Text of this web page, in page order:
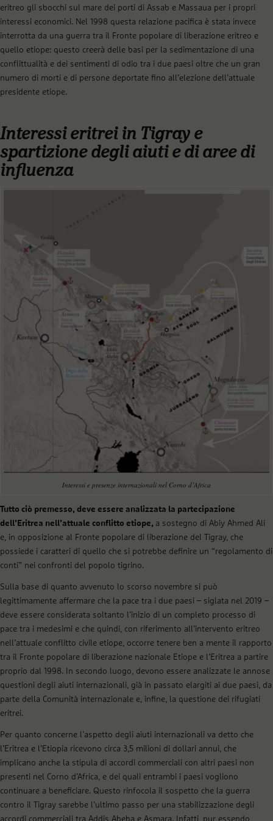
eritreo gli sbocchi sul mare dei porti di Assab e Massaua per i propri
interessi economici. Nel 1998 questa relazione pacifica è stata invece
interrotta da una guerra tra il Fronte popolare di liberazione eritreo e
quello etiope: questo creerà delle basi per la sedimentazione di una
conflittualità e dei sentimenti di odio tra i due paesi oltre che un gran
numero di morti e di persone deportate fino all’elezione dell’attuale
presidente etiope.
Interessi eritrei in Tigray e
spartizione degli aiuti e di aree di
influenza
Interessi e presenze internazionali nel Corno d’Africa
Tutto ciò premesso, deve essere analizzata la partecipazione
dell’Eritrea nell’attuale conflitto etiope, a sostegno di Abiy Ahmed Ali
e, in opposizione al Fronte popolare di liberazione del Tigray, che
possiede i caratteri di quello che si potrebbe definire un “regolamento di
conti” nei confronti del popolo tigrino.
Sulla base di quanto avvenuto lo scorso novembre si può
legittimamente affermare che la pace tra i due paesi – siglata nel 2019 –
deve essere considerata soltanto l’inizio di un completo processo di
pace tra i medesimi e che quindi, con riferimento all’intervento eritreo
nell’attuale conflitto civile etiope, occorre tenere ben a mente il rapporto
tra il Fronte popolare di liberazione nazionale Etiope e l’Eritrea a partire
proprio dal 1998. In secondo luogo, devono essere analizzate le annose
questioni degli aiuti internazionali, già in passato elargiti ai due paesi, da
parte della Comunità internazionale e, infine, la questione dei rifugiati
eritrei.
Per quanto concerne l’aspetto degli aiuti internazionali va detto che
l’Eritrea e l’Etiopia ricevono circa 3,5 milioni di dollari annui, che
implicano anche la stipula di accordi commerciali con altri paesi non
presenti nel Corno d’Africa, e dei quali entrambi i paesi vogliono
continuare a beneficiare. Questo rinfocola il sospetto che la guerra
contro il Tigray sarebbe l’ultimo passo per una stabilizzazione degli
accordi commerciali tra Addis Abeba e Asmara. Infatti, pur essendo